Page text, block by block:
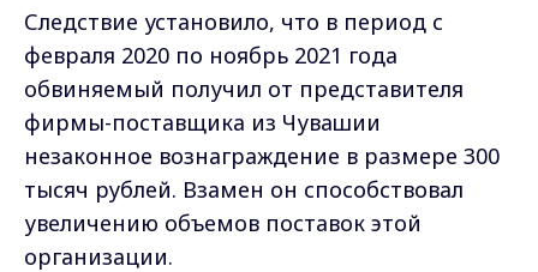
Следствие установило, что в период с
февраля 2020 по ноябрь 2021 года
обвиняемый получил от представителя
фирмы-поставщика из Чувашии
незаконное вознаграждение в размере 300
тысяч рублей. Взамен он способствовал
увеличению объемов поставок этой
организации.